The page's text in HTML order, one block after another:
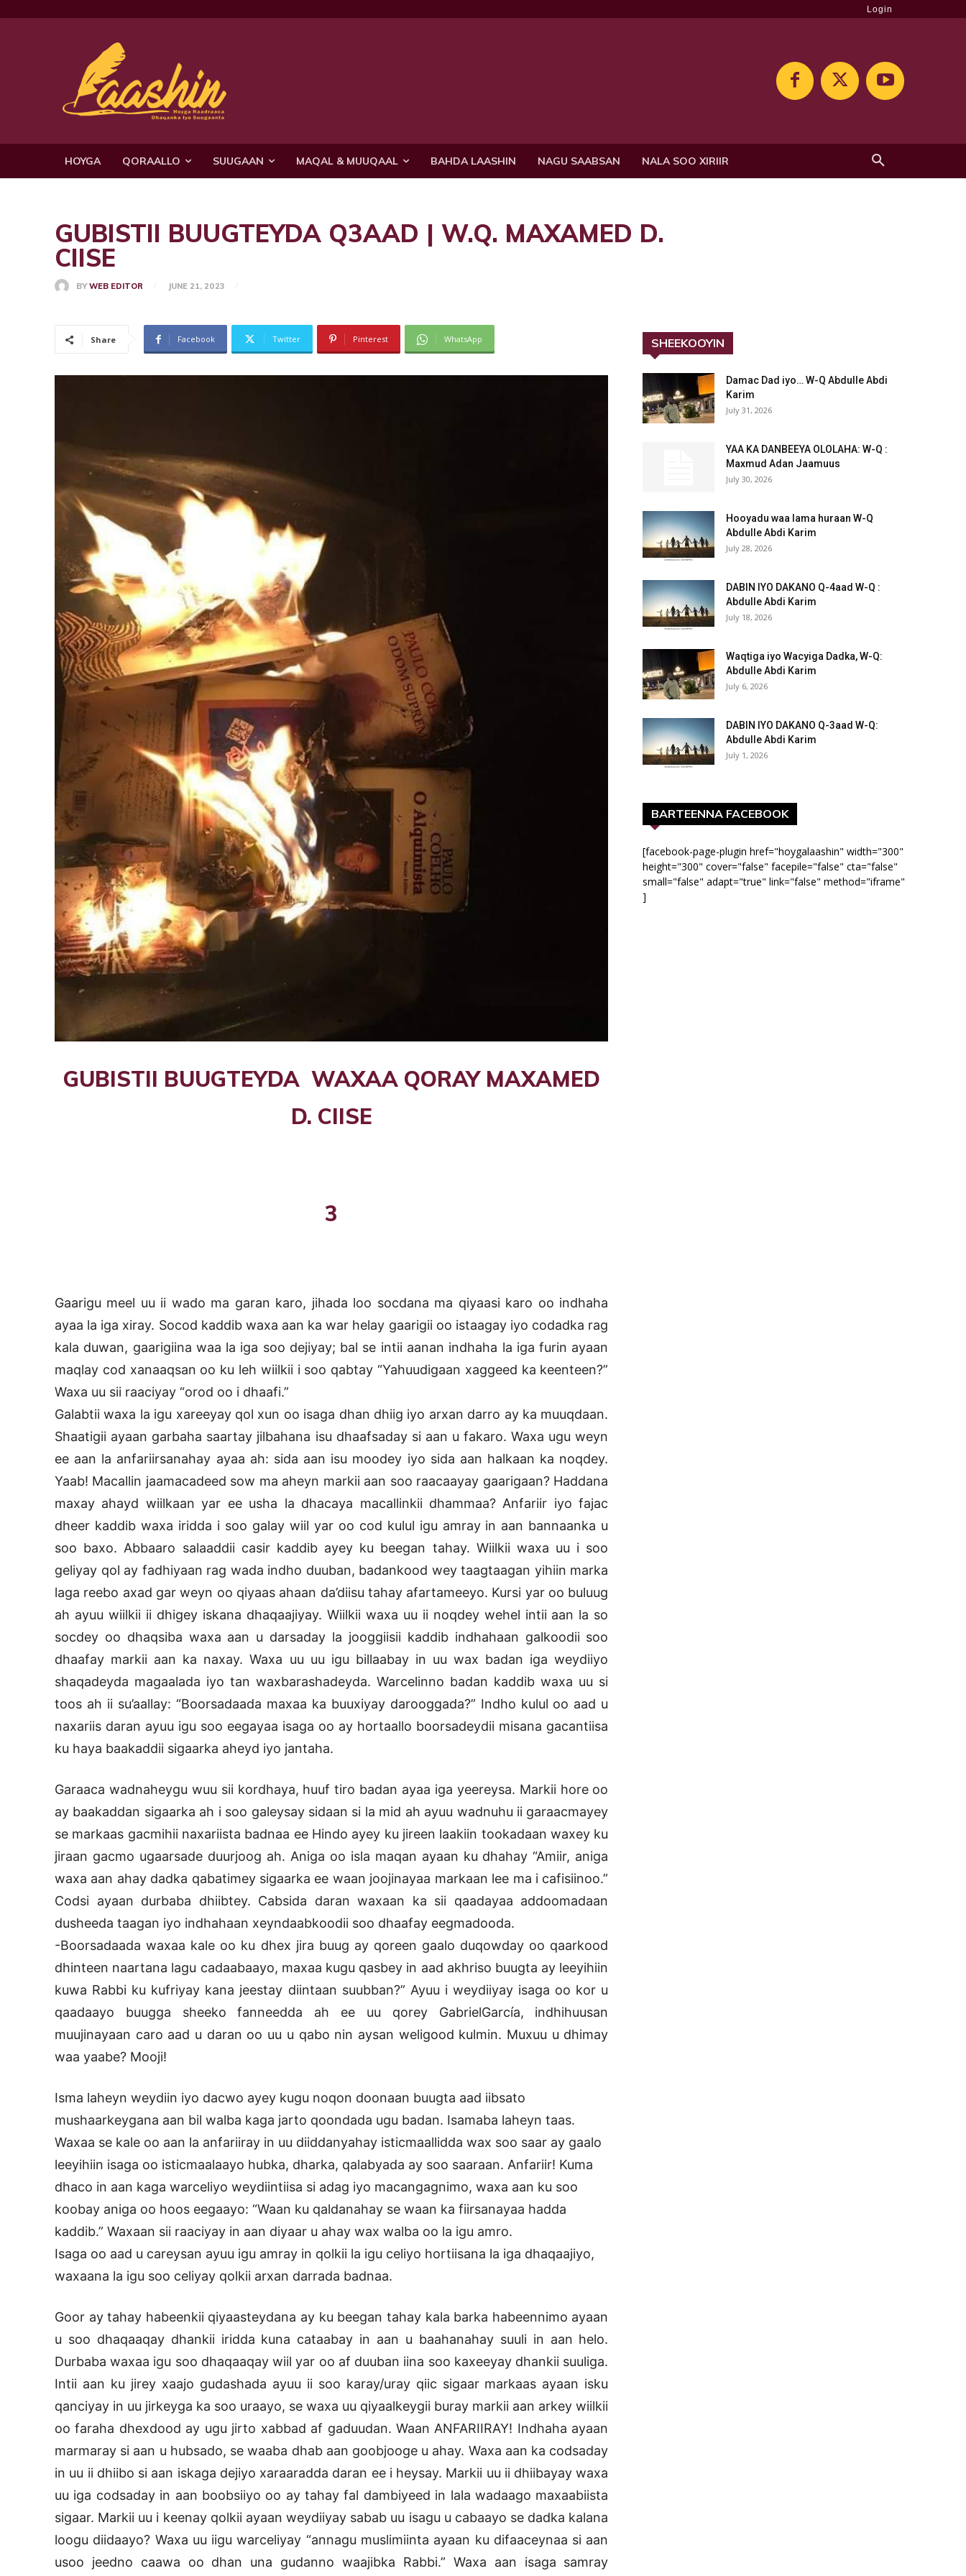
Login
HOYGA QORAALLO SUUGAAN MAQAL & MUUQAAL BAHDA LAASHIN NAGU SAABSAN NALA SOO XIRIIR
GUBISTII BUUGTEYDA Q3AAD | W.Q. MAXAMED D.
CIISE
BY WEB EDITOR JUNE 21, 2023
Share Facebook Twitter Pinterest WhatsApp
GUBISTII BUUGTEYDA WAXAA QORAY MAXAMED
D. CIISE
3
Gaarigu meel uu ii wado ma garan karo, jihada loo socdana ma qiyaasi karo oo indhaha
ayaa la iga xiray. Socod kaddib waxa aan ka war helay gaarigii oo istaagay iyo codadka rag
kala duwan, gaarigiina waa la iga soo dejiyay; bal se intii aanan indhaha la iga furin ayaan
maqlay cod xanaaqsan oo ku leh wiilkii i soo qabtay “Yahuudigaan xaggeed ka keenteen?”
Waxa uu sii raaciyay “orod oo i dhaafi.”
Galabtii waxa la igu xareeyay qol xun oo isaga dhan dhiig iyo arxan darro ay ka muuqdaan.
Shaatigii ayaan garbaha saartay jilbahana isu dhaafsaday si aan u fakaro. Waxa ugu weyn
ee aan la anfariirsanahay ayaa ah: sida aan isu moodey iyo sida aan halkaan ka noqdey.
Yaab! Macallin jaamacadeed sow ma aheyn markii aan soo raacaayay gaarigaan? Haddana
maxay ahayd wiilkaan yar ee usha la dhacaya macallinkii dhammaa? Anfariir iyo fajac
dheer kaddib waxa iridda i soo galay wiil yar oo cod kulul igu amray in aan bannaanka u
soo baxo. Abbaaro salaaddii casir kaddib ayey ku beegan tahay. Wiilkii waxa uu i soo
geliyay qol ay fadhiyaan rag wada indho duuban, badankood wey taagtaagan yihiin marka
laga reebo axad gar weyn oo qiyaas ahaan da’diisu tahay afartameeyo. Kursi yar oo buluug
ah ayuu wiilkii ii dhigey iskana dhaqaajiyay. Wiilkii waxa uu ii noqdey wehel intii aan la so
socdey oo dhaqsiba waxa aan u darsaday la jooggiisii kaddib indhahaan galkoodii soo
dhaafay markii aan ka naxay. Waxa uu uu igu billaabay in uu wax badan iga weydiiyo
shaqadeyda magaalada iyo tan waxbarashadeyda. Warcelinno badan kaddib waxa uu si
toos ah ii su’aallay: “Boorsadaada maxaa ka buuxiyay darooggada?” Indho kulul oo aad u
naxariis daran ayuu igu soo eegayaa isaga oo ay hortaallo boorsadeydii misana gacantiisa
ku haya baakaddii sigaarka aheyd iyo jantaha.
Garaaca wadnaheygu wuu sii kordhaya, huuf tiro badan ayaa iga yeereysa. Markii hore oo
ay baakaddan sigaarka ah i soo galeysay sidaan si la mid ah ayuu wadnuhu ii garaacmayey
se markaas gacmihii naxariista badnaa ee Hindo ayey ku jireen laakiin tookadaan waxey ku
jiraan gacmo ugaarsade duurjoog ah. Aniga oo isla maqan ayaan ku dhahay “Amiir, aniga
waxa aan ahay dadka qabatimey sigaarka ee waan joojinayaa markaan lee ma i cafisiinoo.”
Codsi ayaan durbaba dhiibtey. Cabsida daran waxaan ka sii qaadayaa addoomadaan
dusheeda taagan iyo indhahaan xeyndaabkoodii soo dhaafay eegmadooda.
-Boorsadaada waxaa kale oo ku dhex jira buug ay qoreen gaalo duqowday oo qaarkood
dhinteen naartana lagu cadaabaayo, maxaa kugu qasbey in aad akhriso buugta ay leeyihiin
kuwa Rabbi ku kufriyay kana jeestay diintaan suubban?” Ayuu i weydiiyay isaga oo kor u
qaadaayo buugga sheeko fanneedda ah ee uu qorey GabrielGarcía, indhihuusan
muujinayaan caro aad u daran oo uu u qabo nin aysan weligood kulmin. Muxuu u dhimay
waa yaabe? Mooji!
Isma laheyn weydiin iyo dacwo ayey kugu noqon doonaan buugta aad iibsato
mushaarkeygana aan bil walba kaga jarto qoondada ugu badan. Isamaba laheyn taas.
Waxaa se kale oo aan la anfariiray in uu diiddanyahay isticmaallidda wax soo saar ay gaalo
leeyihiin isaga oo isticmaalaayo hubka, dharka, qalabyada ay soo saaraan. Anfariir! Kuma
dhaco in aan kaga warceliyo weydiintiisa si adag iyo macangagnimo, waxa aan ku soo
koobay aniga oo hoos eegaayo: “Waan ku qaldanahay se waan ka fiirsanayaa hadda
kaddib.” Waxaan sii raaciyay in aan diyaar u ahay wax walba oo la igu amro.
Isaga oo aad u careysan ayuu igu amray in qolkii la igu celiyo hortiisana la iga dhaqaajiyo,
waxaana la igu soo celiyay qolkii arxan darrada badnaa.
Goor ay tahay habeenkii qiyaasteydana ay ku beegan tahay kala barka habeennimo ayaan
u soo dhaqaaqay dhankii iridda kuna cataabay in aan u baahanahay suuli in aan helo.
Durbaba waxaa igu soo dhaqaaqay wiil yar oo af duuban iina soo kaxeeyay dhankii suuliga.
Intii aan ku jirey xaajo gudashada ayuu ii soo karay/uray qiic sigaar markaas ayaan isku
qanciyay in uu jirkeyga ka soo uraayo, se waxa uu qiyaalkeygii buray markii aan arkey wiilkii
oo faraha dhexdood ay ugu jirto xabbad af gaduudan. Waan ANFARIIRAY! Indhaha ayaan
marmaray si aan u hubsado, se waaba dhab aan goobjooge u ahay. Waxa aan ka codsaday
in uu ii dhiibo si aan iskaga dejiyo xaraaradda daran ee i heysay. Markii uu ii dhiibayay waxa
uu iga codsaday in aan boobsiiyo oo ay tahay fal dambiyeed in lala wadaago maxaabiista
sigaar. Markii uu i keenay qolkii ayaan weydiiyay sabab uu isagu u cabaayo se dadka kalana
loogu diidaayo? Waxa uu iigu warceliyay “annagu muslimiinta ayaan ku difaaceynaa si aan
usoo jeedno caawa oo dhan una gudanno waajibka Rabbi.” Waxa aan isaga samray
SHEEKOOYIN
Damac Dad iyo… W-Q Abdulle Abdi
Karim
July 31, 2026
YAA KA DANBEEYA OLOLAHA: W-Q :
Maxmud Adan Jaamuus
July 30, 2026
Hooyadu waa lama huraan W-Q
Abdulle Abdi Karim
July 28, 2026
DABIN IYO DAKANO Q-4aad W-Q :
Abdulle Abdi Karim
July 18, 2026
Waqtiga iyo Wacyiga Dadka, W-Q:
Abdulle Abdi Karim
July 6, 2026
DABIN IYO DAKANO Q-3aad W-Q:
Abdulle Abdi Karim
July 1, 2026
BARTEENNA FACEBOOK
[facebook-page-plugin href="hoygalaashin" width="300"
height="300" cover="false" facepile="false" cta="false"
small="false" adapt="true" link="false" method="iframe"
]